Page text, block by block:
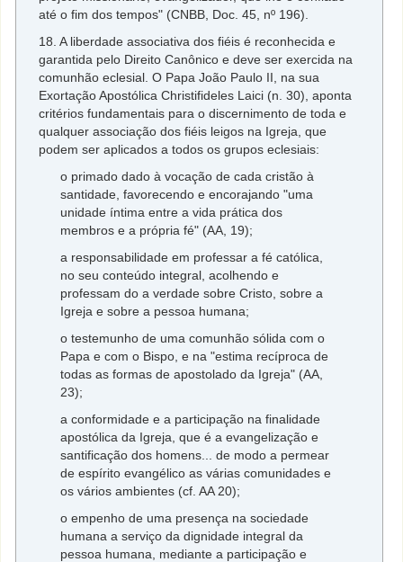
até o fim dos tempos" (CNBB, Doc. 45, nº 196).
18. A liberdade associativa dos fiéis é reconhecida e
garantida pelo Direito Canônico e deve ser exercida na
comunhão eclesial. O Papa João Paulo II, na sua
Exortação Apostólica Christifideles Laici (n. 30), aponta
critérios fundamentais para o discernimento de toda e
qualquer associação dos fiéis leigos na Igreja, que
podem ser aplicados a todos os grupos eclesiais:
o primado dado à vocação de cada cristão à
santidade, favorecendo e encorajando "uma
unidade íntima entre a vida prática dos
membros e a própria fé" (AA, 19);
a responsabilidade em professar a fé católica,
no seu conteúdo integral, acolhendo e
professam do a verdade sobre Cristo, sobre a
Igreja e sobre a pessoa humana;
o testemunho de uma comunhão sólida com o
Papa e com o Bispo, e na "estima recíproca de
todas as formas de apostolado da Igreja" (AA,
23);
a conformidade e a participação na finalidade
apostólica da Igreja, que é a evangelização e
santificação dos homens... de modo a permear
de espírito evangélico as várias comunidades e
os vários ambientes (cf. AA 20);
o empenho de uma presença na sociedade
humana a serviço da dignidade integral da
pessoa humana, mediante a participação e